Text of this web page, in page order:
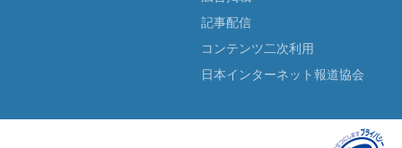
記事配信
コンテンツ二次利用
日本インターネット報道協会